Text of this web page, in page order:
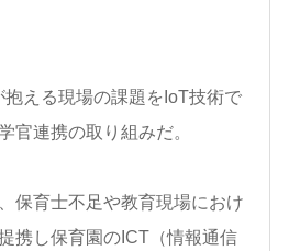
える現場の課題をIoT技術で
官連携の取り組みだ。
保育士不足や教育現場におけ
携し保育園のICT（情報通信